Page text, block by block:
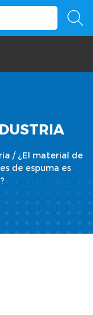
/ ¿El material de
de espuma es